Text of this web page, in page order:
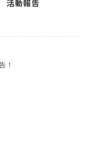
活動報告